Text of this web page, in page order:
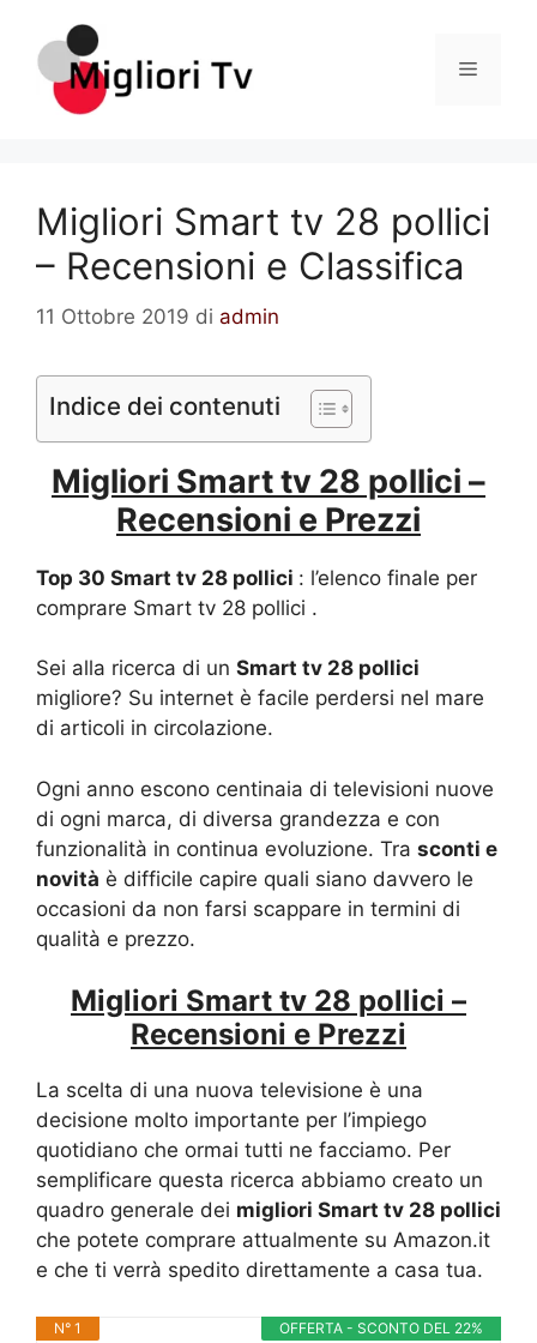
contenuto
Menu
Migliori Smart tv 28 pollici
– Recensioni e Classifica
11 Ottobre 2019 di admin
Indice dei contenuti
Migliori Smart tv 28 pollici –
Recensioni e Prezzi
Top 30 Smart tv 28 pollici : l’elenco finale per
comprare Smart tv 28 pollici .
Sei alla ricerca di un Smart tv 28 pollici
migliore? Su internet è facile perdersi nel mare
di articoli in circolazione.
Ogni anno escono centinaia di televisioni nuove
di ogni marca, di diversa grandezza e con
funzionalità in continua evoluzione. Tra sconti e
novità è difficile capire quali siano davvero le
occasioni da non farsi scappare in termini di
qualità e prezzo.
Migliori Smart tv 28 pollici –
Recensioni e Prezzi
La scelta di una nuova televisione è una
decisione molto importante per l’impiego
quotidiano che ormai tutti ne facciamo. Per
semplificare questa ricerca abbiamo creato un
quadro generale dei migliori Smart tv 28 pollici
che potete comprare attualmente su Amazon.it
e che ti verrà spedito direttamente a casa tua.
OFFERTA - SCONTO DEL 22%
N° 1